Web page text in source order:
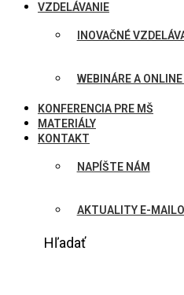
VZDELÁVANIE
INOVAČNÉ
WEBINÁRE A
KONFERENCIA PRE MŠ
MATERIÁLY
KONTAKT
NAPÍŠTE NÁM
AKTUALITY E-
Hľadať